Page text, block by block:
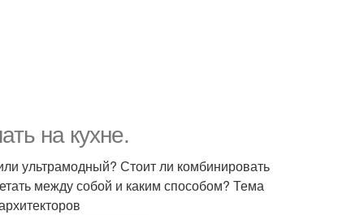
на кухне.
ультрамодный? Стоит ли комбинировать
между собой и каким способом? Тема